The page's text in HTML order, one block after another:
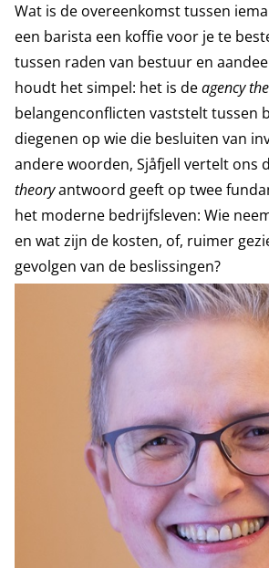
Wat is de overeenkomst tussen
een barista een koffie voor je te
tussen raden van bestuur en
houdt het simpel: het is deagency
belangenconflicten vaststelt tussen
diegenen op wie die besluiten van
andere woorden, Sjåfjell vertelt ons
theoryantwoord geeft op twee
het moderne bedrijfsleven: Wie
en wat zijn de kosten, of, ruimer
gevolgen van de beslissingen?